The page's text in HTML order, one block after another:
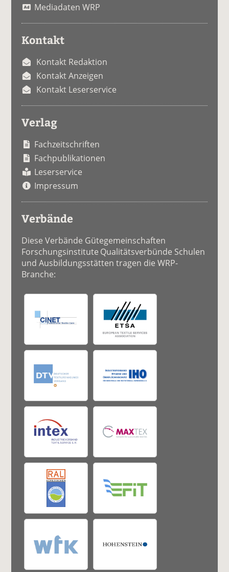
Mediadaten WRP
Kontakt
Kontakt Redaktion
Kontakt Anzeigen
Kontakt Leserservice
Verlag
Fachzeitschriften
Fachpublikationen
Leserservice
Impressum
Verbände
Diese Verbände Gütegemeinschaften
Forschungsinstitute Qualitätsverbünde Schulen
und Ausbildungsstätten tragen die WRP-
Branche: